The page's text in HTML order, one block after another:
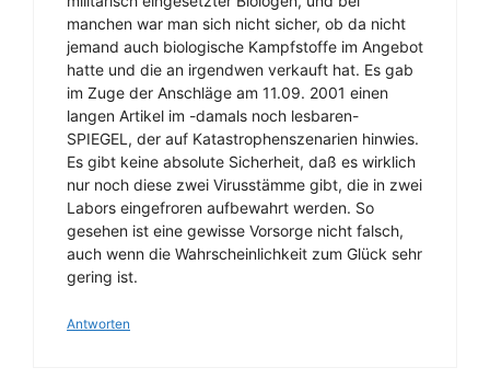
manchen war man sich nicht sicher, ob da nicht
jemand auch biologische Kampfstoffe im Angebot
hatte und die an irgendwen verkauft hat. Es gab
im Zuge der Anschläge am 11.09. 2001 einen
langen Artikel im -damals noch lesbaren-
SPIEGEL, der auf Katastrophenszenarien hinwies.
Es gibt keine absolute Sicherheit, daß es wirklich
nur noch diese zwei Virusstämme gibt, die in zwei
Labors eingefroren aufbewahrt werden. So
gesehen ist eine gewisse Vorsorge nicht falsch,
auch wenn die Wahrscheinlichkeit zum Glück sehr
gering ist.
Antworten